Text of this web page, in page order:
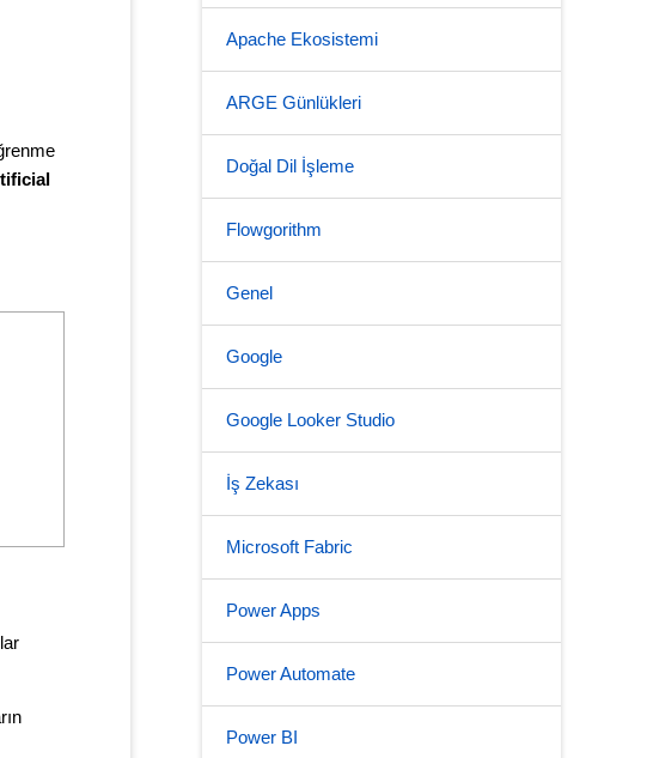
Apache Ekosistemi
ARGE Günlükleri
Doğal Dil İşleme
Flowgorithm
Genel
Google
Google Looker Studio
İş Zekası
Microsoft Fabric
Power Apps
Power Automate
Power BI